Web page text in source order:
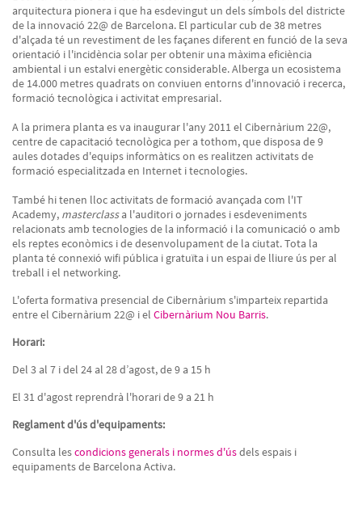
arquitectura pionera i que ha esdevingut un dels símbols del districte
de la innovació 22@ de Barcelona. El particular cub de 38 metres
d'alçada té un revestiment de les façanes diferent en funció de la seva
orientació i l'incidència solar per obtenir una màxima eficiència
ambiental i un estalvi energètic considerable. Alberga un ecosistema
de 14.000 metres quadrats on conviuen entorns d'innovació i recerca,
formació tecnològica i activitat empresarial.
A la primera planta es va inaugurar l'any 2011 el Cibernàrium 22@,
centre de capacitació tecnològica per a tothom, que disposa de 9
aules dotades d'equips informàtics on es realitzen activitats de
formació especialitzada en Internet i tecnologies.
També hi tenen lloc activitats de formació avançada com l'IT
Academy, masterclassa l'auditori o jornades i esdeveniments
relacionats amb tecnologies de la informació i la comunicació o amb
els reptes econòmics i de desenvolupament de la ciutat. Tota la
planta té connexió wifi pública i gratuïta i un espai de lliure ús per al
treball i el networking.
L'oferta formativa presencial de Cibernàrium s'imparteix repartida
entre el Cibernàrium 22@ i el Cibernàrium Nou Barris.
Horari:
Del 3 al 7 i del 24 al 28 d’agost, de 9 a 15 h
El 31 d'agost reprendrà l'horari de 9 a 21 h
Reglament d'ús d'equipaments:
Consulta lescondicions generals i normes d'úsdels espais i
equipaments de Barcelona Activa.